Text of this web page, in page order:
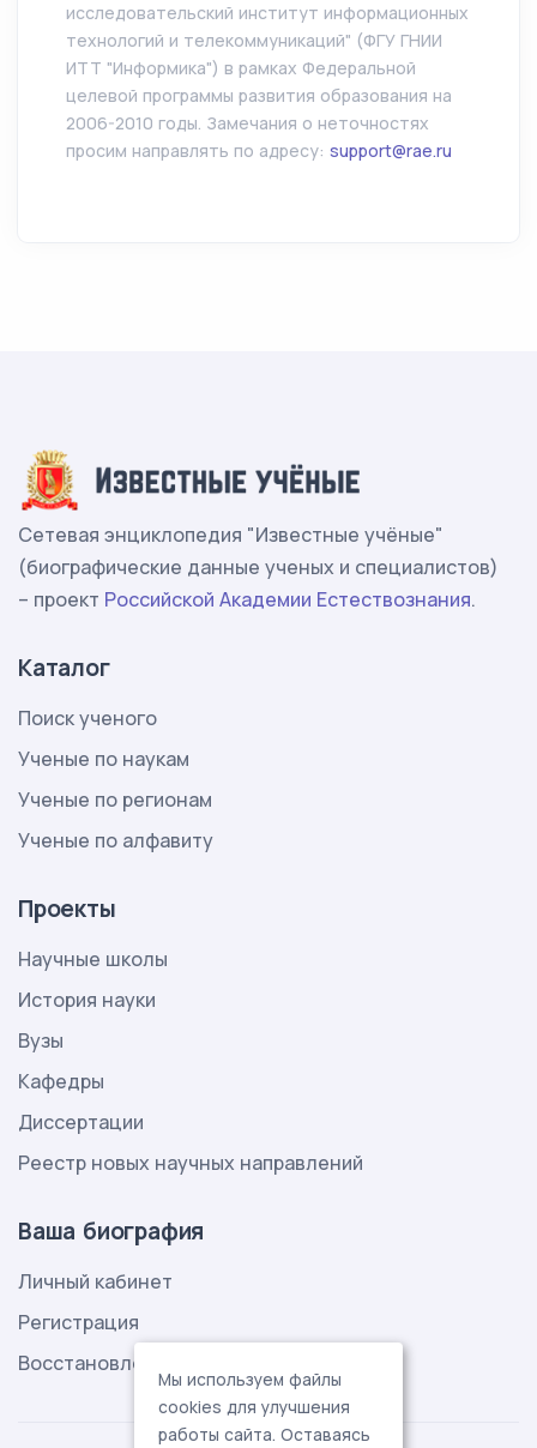
исследовательский институт информационных
технологий и телекоммуникаций" (ФГУ ГНИИ
ИТТ "Информика") в рамках Федеральной
целевой программы развития образования на
2006-2010 годы. Замечания о неточностях
просим направлять по адресу: support@rae.ru
Сетевая энциклопедия "Известные учёные"
(биографические данные ученых и специалистов)
– проект Российской Академии Естествознания.
Каталог
Поиск ученого
Ученые по наукам
Ученые по регионам
Ученые по алфавиту
Проекты
Научные школы
История науки
Вузы
Кафедры
Диссертации
Реестр новых научных направлений
Ваша биография
Личный кабинет
Регистрация
Восстановление пароля
Мы используем файлы
cookies для улучшения
работы сайта. Оставаясь